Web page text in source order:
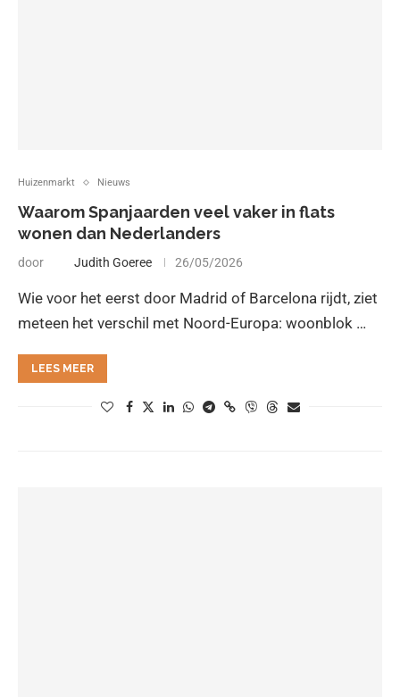
Huizenmarkt Nieuws
Waarom Spanjaarden veel vaker in flats
wonen dan Nederlanders
door Judith Goeree 26/05/2026
Wie voor het eerst door Madrid of Barcelona rijdt, ziet
meteen het verschil met Noord-Europa: woonblok …
LEES MEER